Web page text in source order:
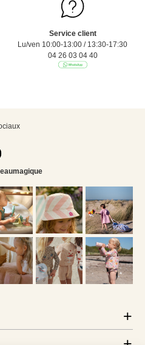
Service client
Lu/ven 10:00-13:00 / 13:30-17:30
04 26 03 04 40